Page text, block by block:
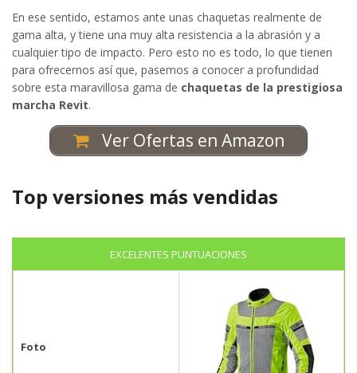
En ese sentido, estamos ante unas chaquetas realmente de
gama alta, y tiene una muy alta resistencia a la abrasión y a
cualquier tipo de impacto. Pero esto no es todo, lo que tienen
para ofrecernos así que, pasemos a conocer a profundidad
sobre esta maravillosa gama de chaquetas de la prestigiosa
marcha Revit.
Ver Ofertas en Amazon
Top versiones más vendidas
EXCELENTES PUNTUACIONES
Foto